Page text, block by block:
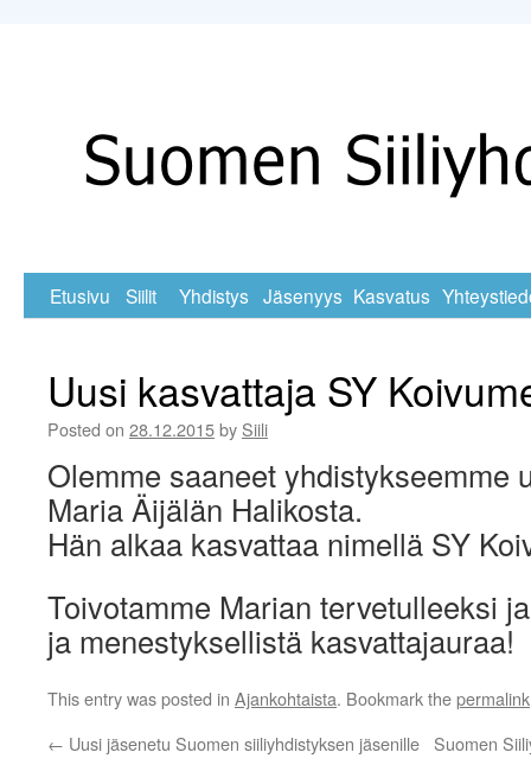
Skip
content
Etusivu Siilit Yhdistys Jäsenyys Kasvatus
Uusi kasvattaja SY
Posted on 28.12.2015by Siili
Olemme saaneet yhdistykseemme
Maria Äijälän Halikosta.
Hän alkaa kasvattaa nimellä SY
Toivotamme Marian tervetulleeksi
ja menestyksellistä kasvattajauraa!
This entry was posted in Ajankohtaista. Bookmark thepermalink
← Uusi jäsenetu Suomen siiliyhdistyksen jäsenille Suomen